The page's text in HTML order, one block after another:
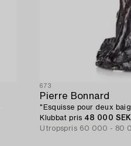
673
Pierre Bonnard
"Esquisse pour deux
Klubbat pris 48 000 SEK
Utropspris 60 000 - 80